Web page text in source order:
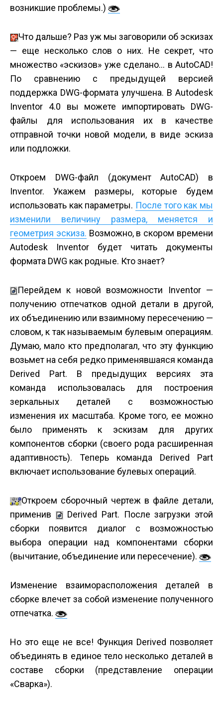
возникшие проблемы.)
Что дальше? Раз уж мы заговорили об эскизах
— еще несколько слов о них. Не секрет, что
множество «эскизов» уже сделано… в AutoCAD!
По сравнению с предыдущей версией
поддержка DWG-формата улучшена. В Autodesk
Inventor 4.0 вы можете импортировать DWG-
файлы для использования их в качестве
отправной точки новой модели, в виде эскиза
или подложки.
Откроем DWG-файл (документ AutoCAD) в
Inventor. Укажем размеры, которые будем
использовать как параметры. После того как мы
изменили величину размера, меняется и
геометрия эскиза. Возможно, в скором времени
Autodesk Inventor будет читать документы
формата DWG как родные. Кто знает?
Перейдем к новой возможности Inventor —
получению отпечатков одной детали в другой,
их объединению или взаимному пересечению —
словом, к так называемым булевым операциям.
Думаю, мало кто предполагал, что эту функцию
возьмет на себя редко применявшаяся команда
Derived Part. В предыдущих версиях эта
команда использовалась для построения
зеркальных деталей с возможностью
изменения их масштаба. Кроме того, ее можно
было применять к эскизам для других
компонентов сборки (своего рода расширенная
адаптивность). Теперь команда Derived Part
включает использование булевых операций.
Откроем сборочный чертеж в файле детали,
применив
Derived Part. После загрузки этой
сборки появится диалог с возможностью
выбора операции над компонентами сборки
(вычитание, объединение или пересечение).
Изменение взаиморасположения деталей в
сборке влечет за собой изменение полученного
отпечатка.
Но это еще не все! Функция Derived позволяет
объединять в единое тело несколько деталей в
составе сборки (представление операции
«Сварка»).